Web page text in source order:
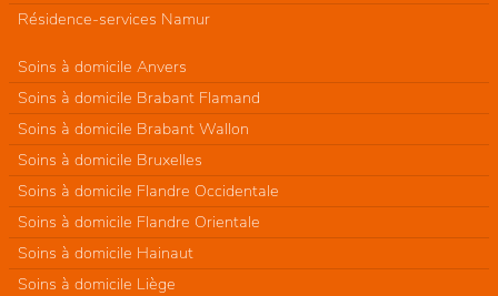
Résidence-services Namur
Soins à domicile Anvers
Soins à domicile Brabant Flamand
Soins à domicile Brabant Wallon
Soins à domicile Bruxelles
Soins à domicile Flandre Occidentale
Soins à domicile Flandre Orientale
Soins à domicile Hainaut
Soins à domicile Liège